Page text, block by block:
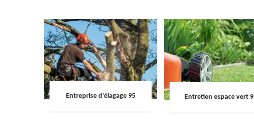
Entreprise d'élagage 95 Entretien espace vert